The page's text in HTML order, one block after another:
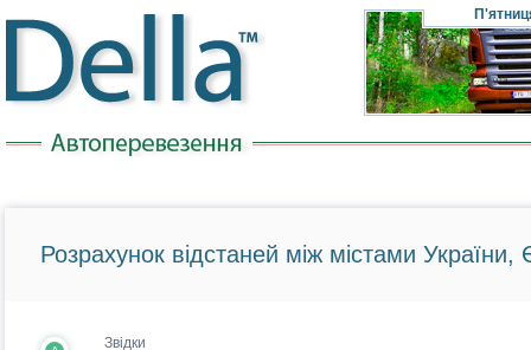
Розрахунок відстаней між містами України,
Звідки